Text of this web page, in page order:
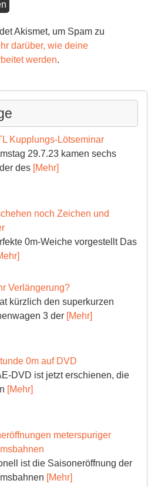
Akismet, um Spam zu
darüber, wie deine
werden.
Kupplungs-Lötseminar
29.7.23 kamen sechs
des [Mehr]
noch Zeichen und
0m-Weiche vorgestellt Das
Verlängerung?
kürzlich den superkurzen
3 der [Mehr]
0m auf DVD
DVD ist jetzt erschienen, die
[Mehr]
meterspuriger
ist die Saisoneröffnung der
[Mehr]